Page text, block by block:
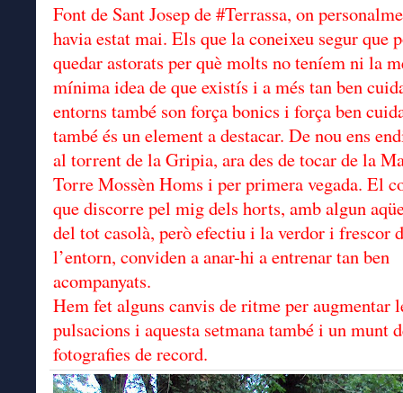
Font de Sant Josep de #Terrassa, on
havia estat mai. Els que la coneixeu segur que
quedar astorats per què molts no teníem ni la
mínima idea de que existís i a més tan ben
entorns també son força bonics i força ben
també és un element a destacar. De nou ens
al torrent de la Gripia, ara des de tocar de la
Torre Mossèn Homs i per primera vegada. El
que discorre pel mig dels horts, amb algun
del tot casolà, però efectiu i la verdor i frescor
l’entorn, conviden a anar-hi a entrenar tan ben
acompanyats.
Hem fet alguns canvis de ritme per augmentar
pulsacions i aquesta setmana també i un munt
fotografies de record.